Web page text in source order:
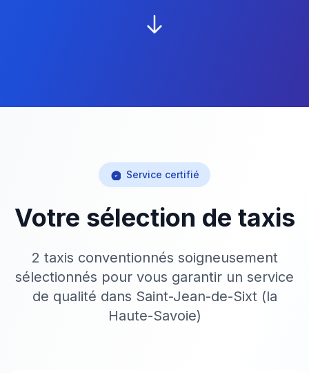
Service certifié
Votre sélection de taxis
2 taxis conventionnés soigneusement
sélectionnés pour vous garantir un service
de qualité dans Saint-Jean-de-Sixt (la
Haute-Savoie)